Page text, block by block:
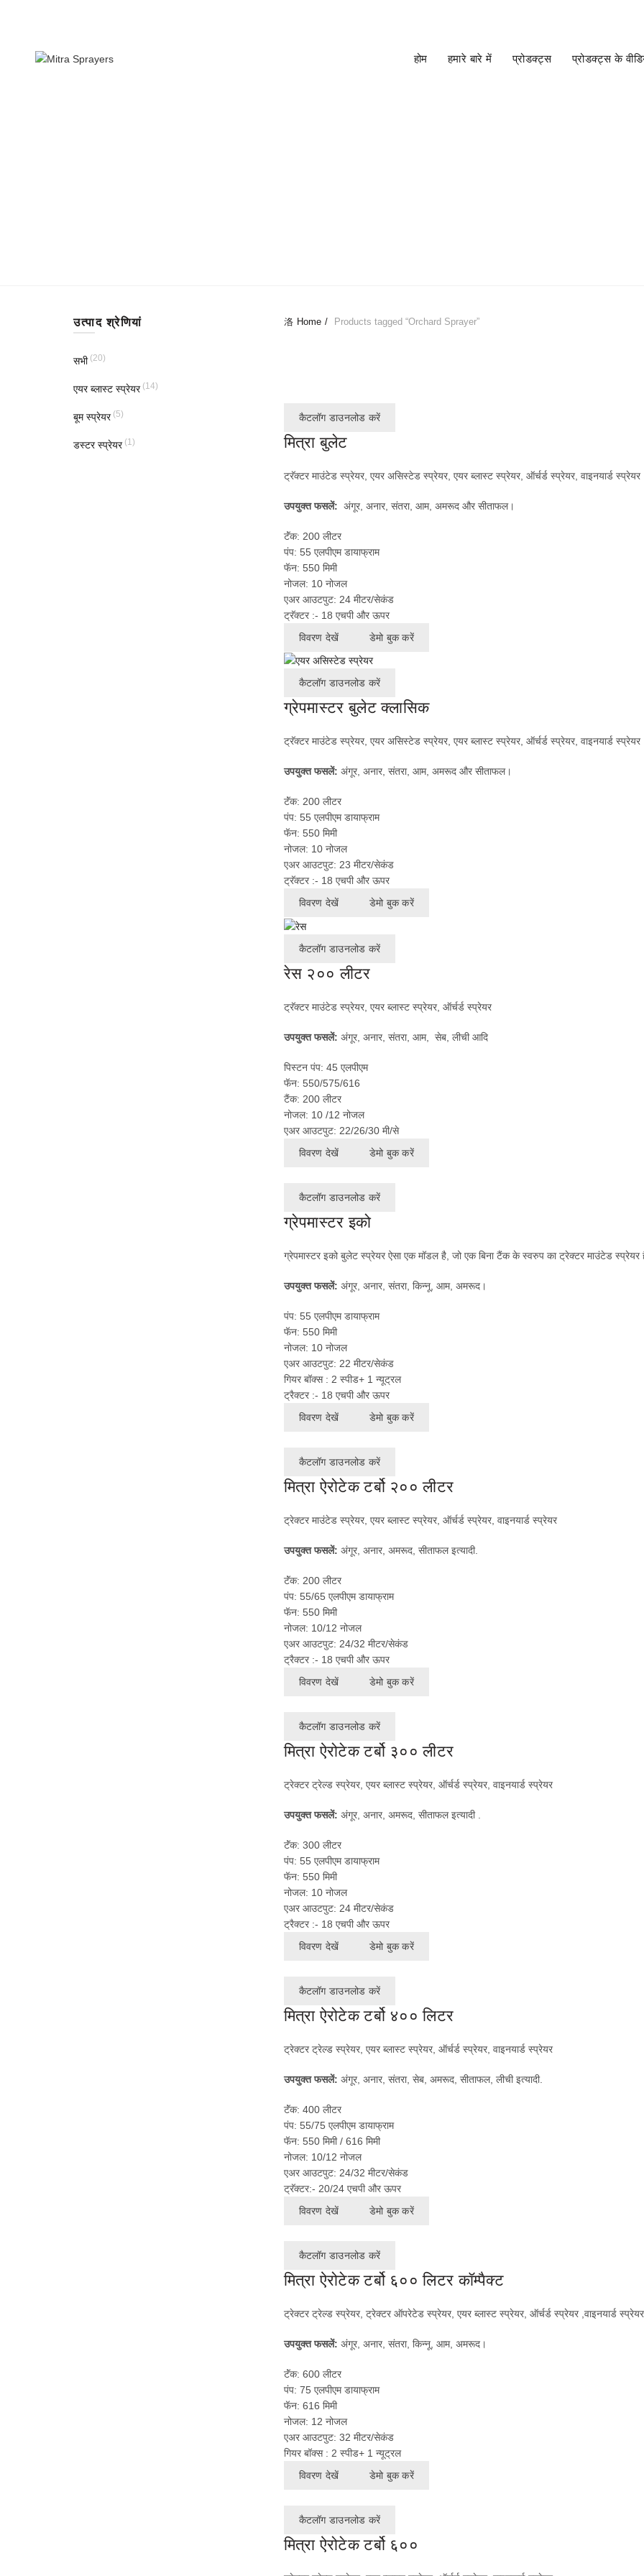
होम हमारे बारे में प्रोडक्ट्स प्रोडक्ट्स के
Home Products tagged “Orchard Sprayer”
कैटलॉग डाउनलोड करें
मित्रा बुलेट
ट्रॅक्टर माउंटेड स्प्रेयर, एयर असिस्टेड स्प्रेयर, एयर ब्लास्ट स्प्रेयर, ऑर्चर्ड स्प्रेयर, वाइनयार्ड स्प्रेयर
उपयुक्त फसलें: अंगूर, अनार, संतरा, आम, अमरूद और सीताफल।
टॅंक: 200 लीटर
पंप: 55 एलपीएम डायाफ्राम
फॅन: 550 मिमी
नोजल: 10 नोजल
एअर आउटपुट: 24 मीटर/सेकंड
ट्रॅक्टर :- 18 एचपी और ऊपर
विवरण देखें
डेमो बुक करें
कैटलॉग डाउनलोड करें
ग्रेपमास्टर बुलेट क्लासिक
ट्रॅक्टर माउंटेड स्प्रेयर, एयर असिस्टेड स्प्रेयर, एयर ब्लास्ट स्प्रेयर, ऑर्चर्ड स्प्रेयर, वाइनयार्ड स्प्रेयर
उपयुक्त फसलें: अंगूर, अनार, संतरा, आम, अमरूद और सीताफल।
टॅंक: 200 लीटर
पंप: 55 एलपीएम डायाफ्राम
फॅन: 550 मिमी
नोजल: 10 नोजल
एअर आउटपुट: 23 मीटर/सेकंड
ट्रॅक्टर :- 18 एचपी और ऊपर
विवरण देखें
डेमो बुक करें
कैटलॉग डाउनलोड करें
रेस २०० लीटर
ट्रॅक्टर माउंटेड स्प्रेयर, एयर ब्लास्ट स्प्रेयर, ऑर्चर्ड स्प्रेयर
उपयुक्त फसलें: अंगूर, अनार, संतरा, आम, सेब, लीची आदि
पिस्टन पंप: 45 एलपीएम
फॅन: 550/575/616
टैंक: 200 लीटर
नोजल: 10 /12 नोजल
एअर आउटपुट: 22/26/30 मी/से
विवरण देखें
डेमो बुक करें
कैटलॉग डाउनलोड करें
ग्रेपमास्टर इको
ग्रेपमास्टर इको बुलेट स्प्रेयर ऐसा एक मॉडल है, जो एक बिना टैंक के स्वरुप का ट्रेक्टर माउंटेड स्प्रेयर
उपयुक्त फसलें: अंगूर, अनार, संतरा, किन्नू, आम, अमरूद।
पंप: 55 एलपीएम डायाफ्राम
फॅन: 550 मिमी
नोजल: 10 नोजल
एअर आउटपुट: 22 मीटर/सेकंड
गियर बॉक्स : 2 स्पीड+ 1 न्यूट्रल
ट्रैक्टर :- 18 एचपी और ऊपर
विवरण देखें
डेमो बुक करें
कैटलॉग डाउनलोड करें
मित्रा ऐरोटेक टर्बो २०० लीटर
ट्रेक्टर माउंटेड स्प्रेयर, एयर ब्लास्ट स्प्रेयर, ऑर्चर्ड स्प्रेयर, वाइनयार्ड स्प्रेयर
उपयुक्त फसलें: अंगूर, अनार, अमरूद, सीताफल इत्यादी.
टॅंक: 200 लीटर
पंप: 55/65 एलपीएम डायाफ्राम
फॅन: 550 मिमी
नोजल: 10/12 नोजल
एअर आउटपुट: 24/32 मीटर/सेकंड
ट्रैक्टर :- 18 एचपी और ऊपर
विवरण देखें
डेमो बुक करें
कैटलॉग डाउनलोड करें
मित्रा ऐरोटेक टर्बो ३०० लीटर
ट्रेक्टर ट्रेल्ड स्प्रेयर, एयर ब्लास्ट स्प्रेयर, ऑर्चर्ड स्प्रेयर, वाइनयार्ड स्प्रेयर
उपयुक्त फसलें: अंगूर, अनार, अमरूद, सीताफल इत्यादी .
टॅंक: 300 लीटर
पंप: 55 एलपीएम डायाफ्राम
फॅन: 550 मिमी
नोजल: 10 नोजल
एअर आउटपुट: 24 मीटर/सेकंड
ट्रैक्टर :- 18 एचपी और ऊपर
विवरण देखें
डेमो बुक करें
कैटलॉग डाउनलोड करें
मित्रा ऐरोटेक टर्बो ४०० लिटर
ट्रेक्टर ट्रेल्ड स्प्रेयर, एयर ब्लास्ट स्प्रेयर, ऑर्चर्ड स्प्रेयर, वाइनयार्ड स्प्रेयर
उपयुक्त फसलें: अंगूर, अनार, संतरा, सेब, अमरूद, सीताफल, लीची इत्यादी.
टॅंक: 400 लीटर
पंप: 55/75 एलपीएम डायाफ्राम
फॅन: 550 मिमी / 616 मिमी
नोजल: 10/12 नोजल
एअर आउटपुट: 24/32 मीटर/सेकंड
ट्रॅक्टर:- 20/24 एचपी और ऊपर
विवरण देखें
डेमो बुक करें
कैटलॉग डाउनलोड करें
मित्रा ऐरोटेक टर्बो ६०० लिटर कॉम्पैक्ट
ट्रेक्टर ट्रेल्ड स्प्रेयर, ट्रेक्टर ऑपरेटेड स्प्रेयर, एयर ब्लास्ट स्प्रेयर, ऑर्चर्ड स्प्रेयर ,वाइनयार्ड
उपयुक्त फसलें: अंगूर, अनार, संतरा, किन्नू, आम, अमरूद।
टॅंक: 600 लीटर
पंप: 75 एलपीएम डायाफ्राम
फॅन: 616 मिमी
नोजल: 12 नोजल
एअर आउटपुट: 32 मीटर/सेकंड
गियर बॉक्स : 2 स्पीड+ 1 न्यूट्रल
विवरण देखें
डेमो बुक करें
कैटलॉग डाउनलोड करें
मित्रा ऐरोटेक टर्बो ६००
उत्पाद श्रेणियां
सभी (20)
एयर ब्लास्ट स्प्रेयर (14)
बूम स्प्रेयर (5)
डस्टर स्प्रेयर (1)